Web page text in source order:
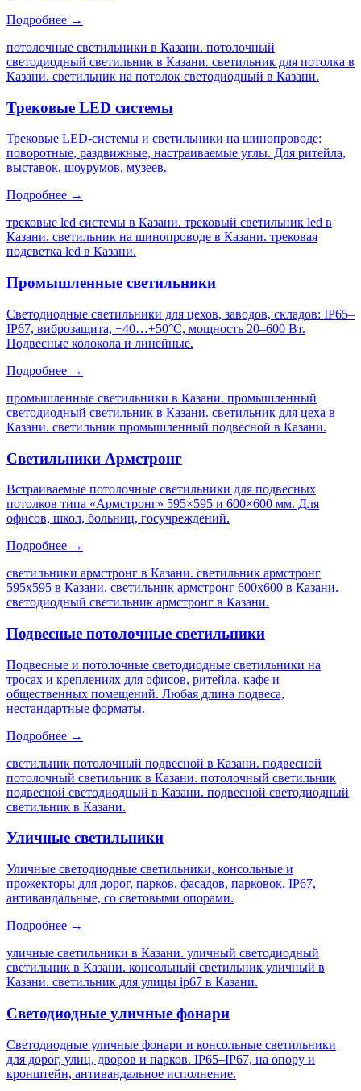
Подробнее →
потолочные светильники в Казани. потолочный
светодиодный светильник в Казани. светильник для потолка в
Казани. светильник на потолок светодиодный в Казани.
Трековые LED системы
Трековые LED-системы и светильники на шинопроводе:
поворотные, раздвижные, настраиваемые углы. Для ритейла,
выставок, шоурумов, музеев.
Подробнее →
трековые led системы в Казани. трековый светильник led в
Казани. светильник на шинопроводе в Казани. трековая
подсветка led в Казани.
Промышленные светильники
Светодиодные светильники для цехов, заводов, складов: IP65–
IP67, виброзащита, −40…+50°C, мощность 20–600 Вт.
Подвесные колокола и линейные.
Подробнее →
промышленные светильники в Казани. промышленный
светодиодный светильник в Казани. светильник для цеха в
Казани. светильник промышленный подвесной в Казани.
Светильники Армстронг
Встраиваемые потолочные светильники для подвесных
потолков типа «Армстронг» 595×595 и 600×600 мм. Для
офисов, школ, больниц, госучреждений.
Подробнее →
светильники армстронг в Казани. светильник армстронг
595х595 в Казани. светильник армстронг 600х600 в Казани.
светодиодный светильник армстронг в Казани.
Подвесные потолочные светильники
Подвесные и потолочные светодиодные светильники на
тросах и креплениях для офисов, ритейла, кафе и
общественных помещений. Любая длина подвеса,
нестандартные форматы.
Подробнее →
светильник потолочный подвесной в Казани. подвесной
потолочный светильник в Казани. потолочный светильник
подвесной светодиодный в Казани. подвесной светодиодный
светильник в Казани.
Уличные светильники
Уличные светодиодные светильники, консольные и
прожекторы для дорог, парков, фасадов, парковок. IP67,
антивандальные, со световыми опорами.
Подробнее →
уличные светильники в Казани. уличный светодиодный
светильник в Казани. консольный светильник уличный в
Казани. светильник для улицы ip67 в Казани.
Светодиодные уличные фонари
Светодиодные уличные фонари и консольные светильники
для дорог, улиц, дворов и парков. IP65–IP67, на опору и
кронштейн, антивандальное исполнение.